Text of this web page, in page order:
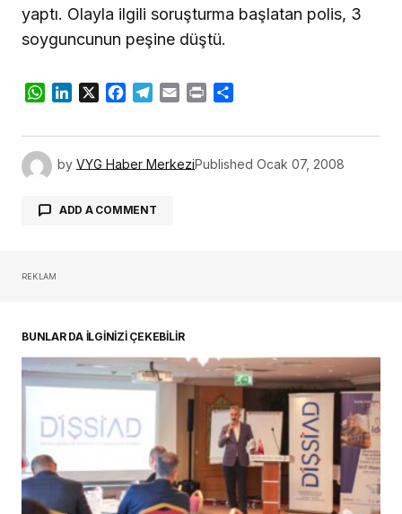
yaptı. Olayla ilgili soruşturma başlatan polis, 3
soyguncunun peşine düştü.
WhatsApp
LinkedIn
X Facebook
Telegram
Email Print
by VYG Haber MerkeziPublished Ocak 07, 2008
ADD A COMMENT
REKLAM
BUNLAR DA İLGİNİZİ ÇEKEBİLİR